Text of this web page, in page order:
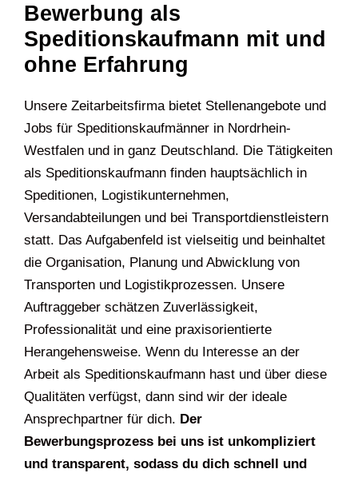
Bewerbung als
Speditionskaufmann mit und
ohne Erfahrung
Unsere Zeitarbeitsfirma bietet Stellenangebote und
Jobs für Speditionskaufmänner in Nordrhein-
Westfalen und in ganz Deutschland. Die Tätigkeiten
als Speditionskaufmann finden hauptsächlich in
Speditionen, Logistikunternehmen,
Versandabteilungen und bei Transportdienstleistern
statt. Das Aufgabenfeld ist vielseitig und beinhaltet
die Organisation, Planung und Abwicklung von
Transporten und Logistikprozessen. Unsere
Auftraggeber schätzen Zuverlässigkeit,
Professionalität und eine praxisorientierte
Herangehensweise. Wenn du Interesse an der
Arbeit als Speditionskaufmann hast und über diese
Qualitäten verfügst, dann sind wir der ideale
Ansprechpartner für dich. Der
Bewerbungsprozess bei uns ist unkompliziert
und transparent, sodass du dich schnell und